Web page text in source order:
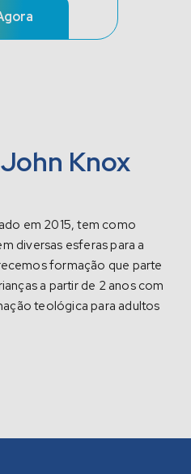
Knox
em 2015, tem como
diversas esferas para a
formação que parte
a partir de 2 anos com
teológica para adultos